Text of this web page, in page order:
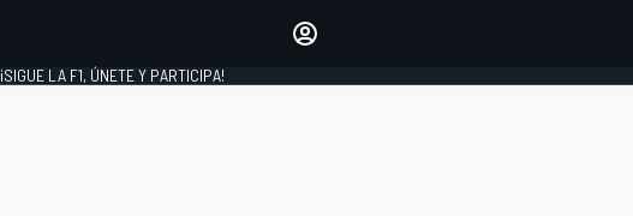
¡SIGUE LA F1, ÚNETE Y PARTICIPA!